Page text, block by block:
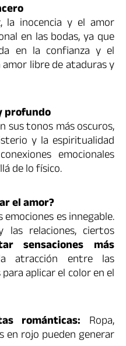
la inocencia y el amor
en las bodas, ya que
en la confianza y el
libre de ataduras y
profundo
sus tonos más oscuros,
y la espiritualidad
emocionales
de lo físico.
el amor?
es innegable.
relaciones, ciertos
sensaciones más
atracción entre las
aplicar el color en el
románticas: Ropa,
en rojo pueden generar